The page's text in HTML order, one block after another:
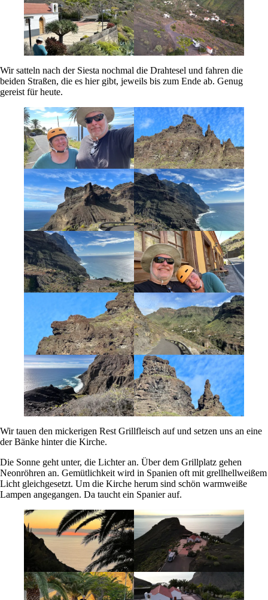
Wir satteln nach der Siesta nochmal die Drahtesel und fahren die
beiden Straßen, die es hier gibt, jeweils bis zum Ende ab. Genug
gereist für heute.
Wir tauen den mickerigen Rest Grillfleisch auf und setzen uns an eine
der Bänke hinter die Kirche.
Die Sonne geht unter, die Lichter an. Über dem Grillplatz gehen
Neonröhren an. Gemütlichkeit wird in Spanien oft mit grellhellweißem
Licht gleichgesetzt. Um die Kirche herum sind schön warmweiße
Lampen angegangen. Da taucht ein Spanier auf.